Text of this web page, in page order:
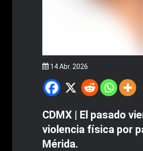
14 Abr. 2026
CDMX | El pasado
violencia física por
Mérida.